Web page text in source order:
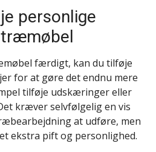
personlige
færdigt, kan du tilføje
for at gøre det endnu mere
tilføje udskæringer eller
kræver selvfølgelig en vis
at udføre, men
ekstra pift og personlighed.